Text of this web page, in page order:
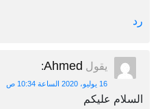
رد
يقول Ahmed
:
16 يوليو، 2020 الساعة 10:34 ص
السلام عليكم